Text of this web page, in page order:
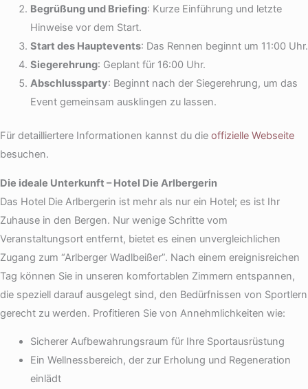
Begrüßung und Briefing: Kurze Einführung und letzte
Hinweise vor dem Start.
Start des Hauptevents: Das Rennen beginnt um 11:00 Uhr.
Siegerehrung: Geplant für 16:00 Uhr.
Abschlussparty: Beginnt nach der Siegerehrung, um das
Event gemeinsam ausklingen zu lassen.
Für detailliertere Informationen kannst du die offizielle Webseite
besuchen.
Die ideale Unterkunft – Hotel Die Arlbergerin
Das Hotel Die Arlbergerin ist mehr als nur ein Hotel; es ist Ihr
Zuhause in den Bergen. Nur wenige Schritte vom
Veranstaltungsort entfernt, bietet es einen unvergleichlichen
Zugang zum “Arlberger Wadlbeißer”. Nach einem ereignisreichen
Tag können Sie in unseren komfortablen Zimmern entspannen,
die speziell darauf ausgelegt sind, den Bedürfnissen von Sportlern
gerecht zu werden. Profitieren Sie von Annehmlichkeiten wie:
Sicherer Aufbewahrungsraum für Ihre Sportausrüstung
Ein Wellnessbereich, der zur Erholung und Regeneration
einlädt